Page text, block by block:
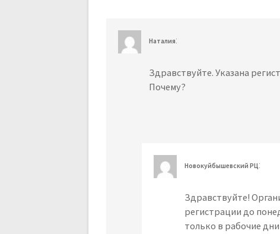
Наталия:
Здравствуйте. Указана
Почему?
Новокуйбышевский РЦ:
Здравствуйте!
регистрации до
только в рабочие